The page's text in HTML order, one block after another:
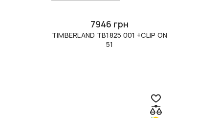
7946 грн
TIMBERLAND TB1825 001 +CLIP ON
51